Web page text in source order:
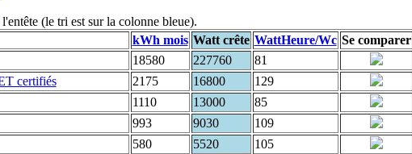
(le tri est sur la colonne bleue).
kWh mois Watt crête WattHeure/Wc Se comparer
18580 227760
81
2175 16800
129
1110 13000
85
993 9030
109
580 5520
105